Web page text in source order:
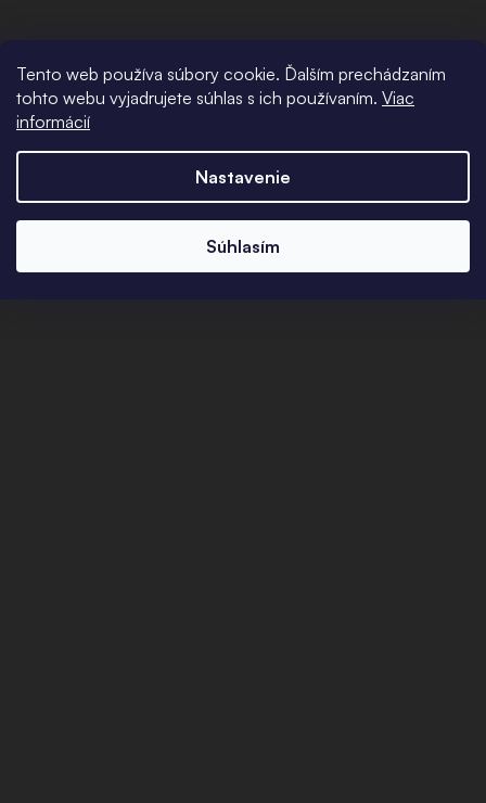
Tento web používa súbory cookie. Ďalším prechádzaním
tohto webu vyjadrujete súhlas s ich používaním. Viac
informácií
Nastavenie
Súhlasím